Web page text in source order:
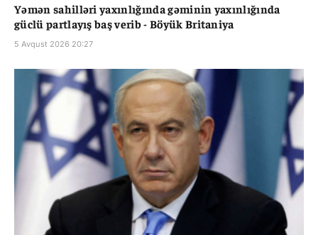
Yəmən sahilləri yaxınlığında gəminin yaxınlığında
güclü partlayış baş verib - Böyük Britaniya
5 Avqust 2026 20:27